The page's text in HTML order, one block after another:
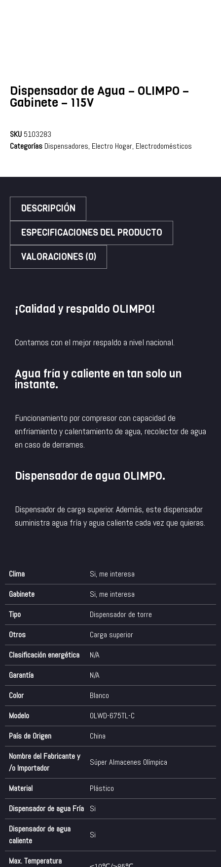
Dispensador de Agua – OLIMPO –
Gabinete – 115V
SKU 5103283
Categorías Dispensadores, Electro Hogar, Electrodomésticos
DESCRIPCIÓN
ESPECIFICACIONES DEL PRODUCTO
VALORACIONES (0)
¡Calidad y respaldo OLIMPO!
Contamos con el mejor respaldo a nivel nacional.
Agua fría y caliente en tan solo un
instante.
Funcionamiento por compresor con capacidad de
enfriamiento y calentamiento de agua, recolector de agua
en caso de derrames.
Dispensador de agua OLIMPO.
Dispensador de carga superior. Además, este dispensador
suministra agua fría y agua caliente cada vez que quieras.
Clima
Si, me interesa
Gabinete
Si, me interesa
Tipo
Dispensador de torre
Otros
Carga superior
Clasificación energética
N/A
Garantía
N/A
Color
Blanco
Modelo
OLWD-675TL-C
País de Origen
China
Nombre del Fabricante y
/o Importador
Súper Almacenes Olímpica
Material
Plástico
Dispensador de agua Fría
Si
Dispensador de agua
caliente
Si
Max. Temperatura